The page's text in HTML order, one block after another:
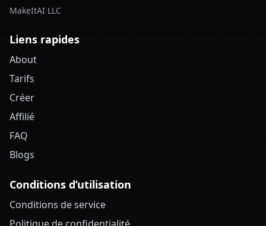
MakeItAI LLC
Liens rapides
About
Tarifs
Créer
Affilié
FAQ
Blogs
Conditions d’utilisation
Conditions de service